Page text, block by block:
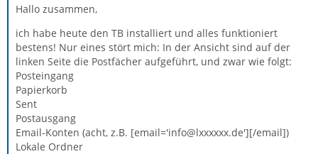
Hallo zusammen,
ich habe heute den TB installiert und alles funktioniert
bestens! Nur eines stört mich: In der Ansicht sind auf der
linken Seite die Postfächer aufgeführt, und zwar wie folgt:
Posteingang
Papierkorb
Sent
Postausgang
Email-Konten (acht, z.B. [email='info@lxxxxxx.de'][/email])
Lokale Ordner